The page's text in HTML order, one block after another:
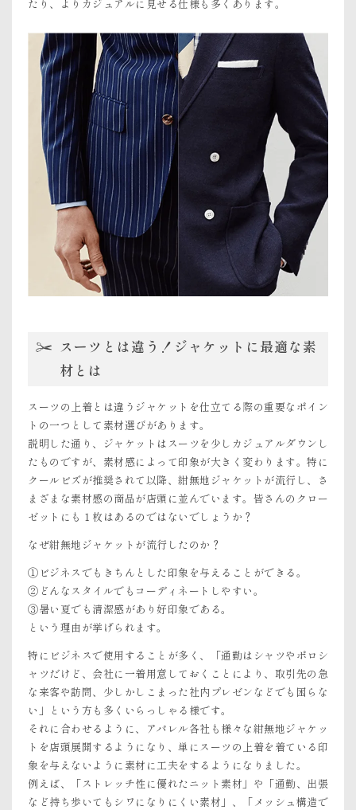
たり、よりカジュアルに見せる仕様も多くあります。
スーツとは違う！ジャケットに最適な素
材とは
スーツの上着とは違うジャケットを仕立てる際の重要なポイン
トの一つとして素材選びがあります。
説明した通り、ジャケットはスーツを少しカジュアルダウンし
たものですが、素材感によって印象が大きく変わります。特に
クールビズが推奨されて以降、紺無地ジャケットが流行し、さ
まざまな素材感の商品が店頭に並んでいます。皆さんのクロー
ゼットにも１枚はあるのではないでしょうか？
なぜ紺無地ジャケットが流行したのか？
①ビジネスでもきちんとした印象を与えることができる。
②どんなスタイルでもコーディネートしやすい。
③暑い夏でも清潔感があり好印象である。
という理由が挙げられます。
特にビジネスで使用することが多く、「通勤はシャツやポロシ
ャツだけど、会社に一着用意しておくことにより、取引先の急
な来客や訪問、少しかしこまった社内プレゼンなどでも困らな
い」という方も多くいらっしゃる様です。
それに合わせるように、アパレル各社も様々な紺無地ジャケッ
トを店頭展開するようになり、単にスーツの上着を着ている印
象を与えないように素材に工夫をするようになりました。
例えば、「ストレッチ性に優れたニット素材」や「通勤、出張
など持ち歩いてもシワになりにくい素材」、「メッシュ構造で